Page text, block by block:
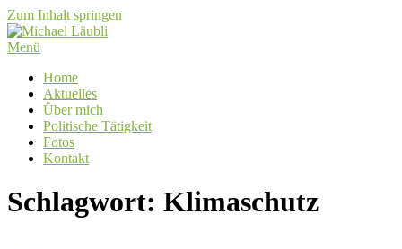
Zum Inhalt springen
Menü
Home
Aktuelles
Über mich
Politische Tätigkeit
Fotos
Kontakt
Schlagwort: Klimaschutz